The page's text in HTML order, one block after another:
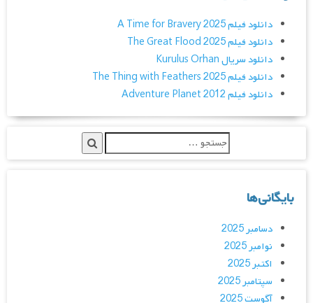
دانلود فیلم A Time for Bravery 2025
دانلود فیلم The Great Flood 2025
دانلود سریال Kurulus Orhan
دانلود فیلم The Thing with Feathers 2025
دانلود فیلم Adventure Planet 2012
بایگانی‌ها
دسامبر 2025
نوامبر 2025
اکتبر 2025
سپتامبر 2025
آگوست 2025